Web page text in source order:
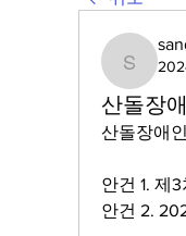
산돌장
산돌장애
안건 1. 제
안건 2.